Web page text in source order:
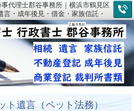
代理士郡谷事務所｜横浜市鶴見区
言・成年後見・借金・家族信託・
ト遺言（ペット法務）